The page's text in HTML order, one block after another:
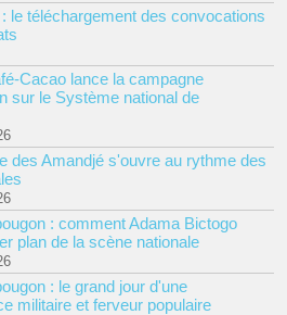
le téléchargement des convocations
Cacao lance la campagne
sur le Système national de
des Amandjé s'ouvre au rythme des
: comment Adama Bictogo
plan de la scène nationale
: le grand jour d'une
militaire et ferveur populaire